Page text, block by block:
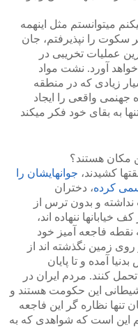
میتوانستم مثل اینهمه
سکوت را نپذیرفتم، جان
عملیات تخریبی در
آورد. نشت مواد
زیادی که در منطقه
واقعی را ایجاد
به بقای خود فکر میکند
مکان هستند؟
جوانهایشان را
کرده، دختران
و بدون ترس از
ننهاده اند،
نقطه فاجعه آمیز خود
روی زمین نگذشته اند از
آمده و تا پایان
کنند. مردم ایران در
این حکومت هستند و
تنها نظاره گر این فاجعه
این است که شواهدی که به